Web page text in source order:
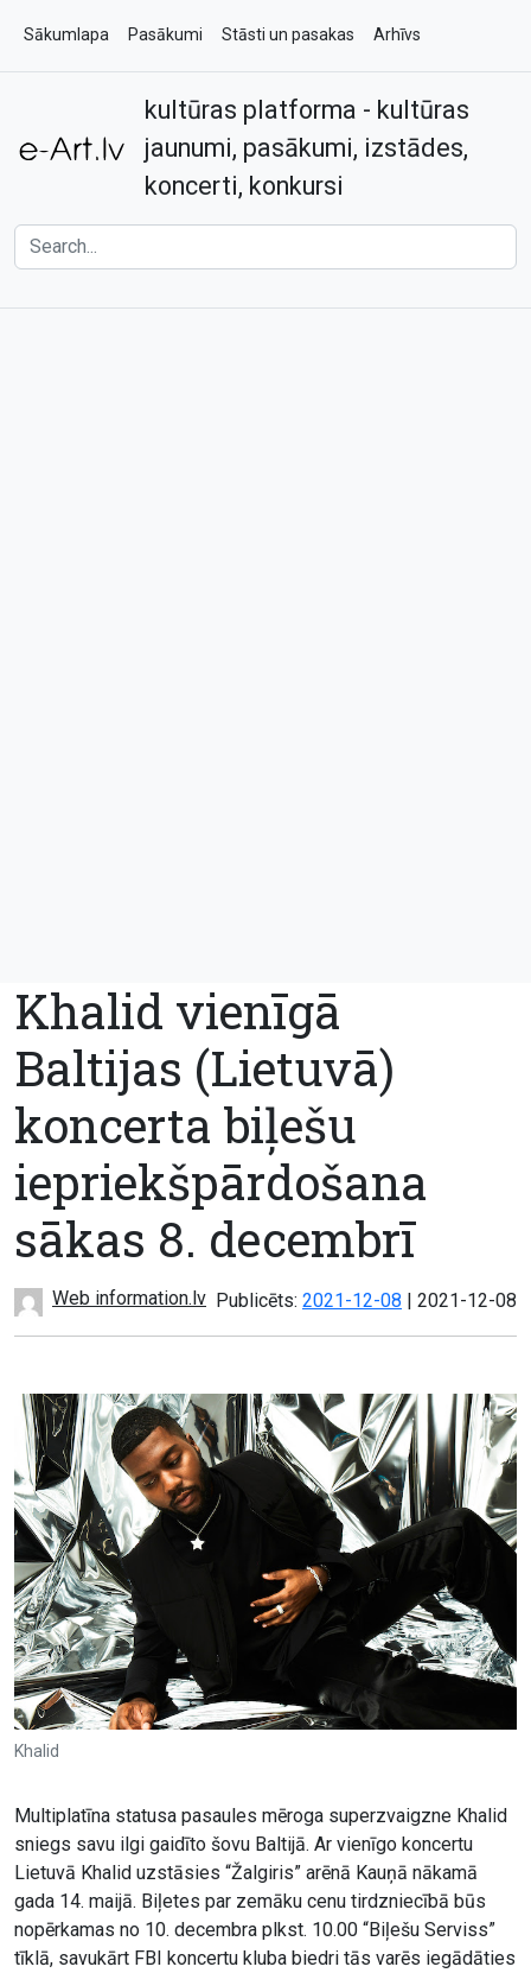
Sākumlapa Pasākumi Stāsti un pasakas Arhīvs
Kontakti
kultūras platforma - kultūras
jaunumi, pasākumi, izstādes,
koncerti, konkursi
Khalid vienīgā
Baltijas (Lietuvā)
koncerta biļešu
iepriekšpārdošana
sākas 8. decembrī
Web information.lv Publicēts: 2021-12-08 Atjaunots:
2021-12-08
Khalid
Multiplatīna statusa pasaules mēroga superzvaigzne Khalid
sniegs savu ilgi gaidīto šovu Baltijā. Ar vienīgo koncertu
Lietuvā Khalid uzstāsies “Žalgiris” arēnā Kauņā nākamā
gada 14. maijā. Biļetes par zemāku cenu tirdzniecībā būs
nopērkamas no 10. decembra plkst. 10.00 “Biļešu Serviss”
tīklā, savukārt FBI koncertu kluba biedri tās varēs iegādāties